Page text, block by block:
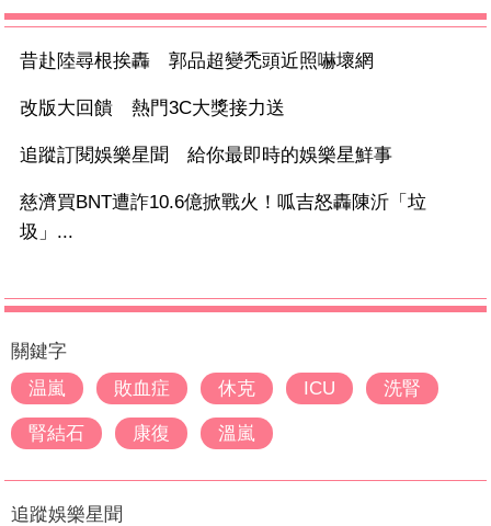
昔赴陸尋根挨轟 郭品超變禿頭近照嚇壞網
改版大回饋 熱門3C大獎接力送
追蹤訂閱娛樂星聞 給你最即時的娛樂星鮮事
慈濟買BNT遭詐10.6億掀戰火！呱吉怒轟陳沂「垃
圾」...
關鍵字
温嵐
敗血症 休克 ICU 洗腎
腎結石 康復 溫嵐
追蹤娛樂星聞